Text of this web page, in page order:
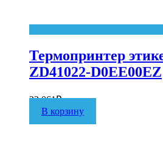
Термопринтер
ZD41022-D0EE00EZ
33 061₽
В корзину